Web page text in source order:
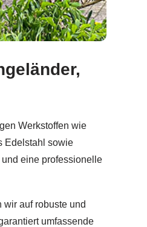
Sichtschutz. Für
Werkstoffen wie
Edelstahl sowie
eine professionelle
auf robuste und
umfassende